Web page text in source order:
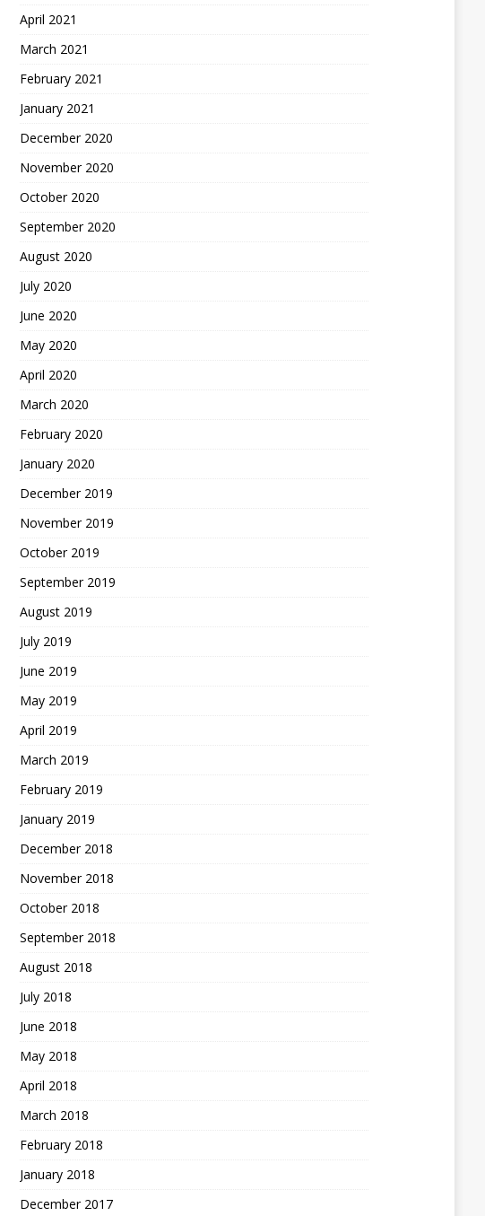
April 2021
March 2021
February 2021
January 2021
December 2020
November 2020
October 2020
September 2020
August 2020
July 2020
June 2020
May 2020
April 2020
March 2020
February 2020
January 2020
December 2019
November 2019
October 2019
September 2019
August 2019
July 2019
June 2019
May 2019
April 2019
March 2019
February 2019
January 2019
December 2018
November 2018
October 2018
September 2018
August 2018
July 2018
June 2018
May 2018
April 2018
March 2018
February 2018
January 2018
December 2017